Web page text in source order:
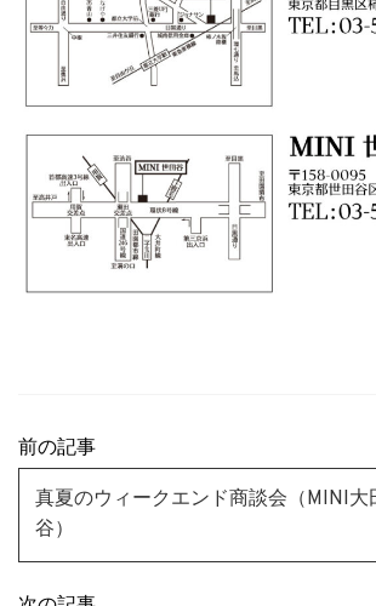
前の記事
真夏のウィークエンド商談会（MINI
谷）